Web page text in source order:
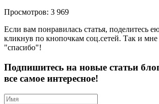
Просмотров: 3 969
Если вам понравилась статья, поделитесь
кликнув по кнопочкам соц.сетей. Так и
"спасибо"!
Подпишитесь на новые статьи
все самое интересное!